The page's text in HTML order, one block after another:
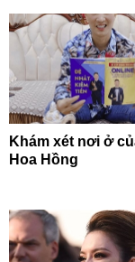
Khám xét nơi ở
Hoa Hồng